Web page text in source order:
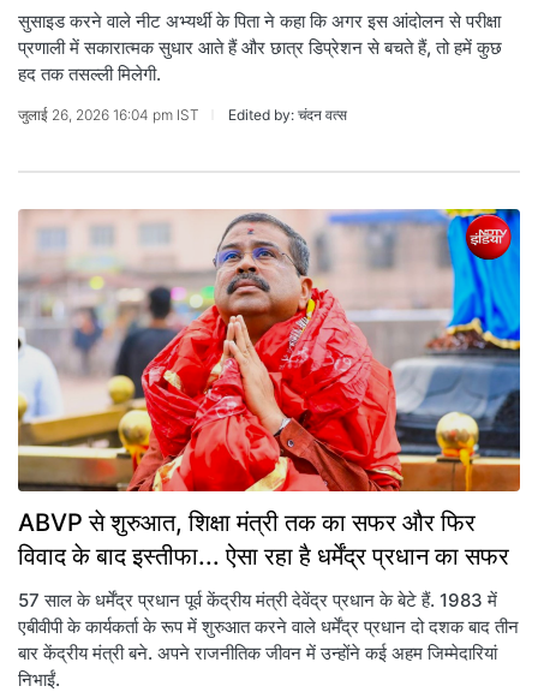
सुसाइड करने वाले नीट अभ्यर्थी के पिता ने कहा कि अगर इस आंदोलन से परीक्षा
प्रणाली में सकारात्मक सुधार आते हैं और छात्र डिप्रेशन से बचते हैं, तो हमें कुछ
हद तक तसल्ली मिलेगी.
जुलाई 26, 2026 16:04 pm IST Edited by: चंदन वत्स
ABVP से शुरुआत, शिक्षा मंत्री तक का सफर और फिर
विवाद के बाद इस्तीफा... ऐसा रहा है धर्मेंद्र प्रधान का सफर
57 साल के धर्मेंद्र प्रधान पूर्व केंद्रीय मंत्री देवेंद्र प्रधान के बेटे हैं. 1983 में
एबीवीपी के कार्यकर्ता के रूप में शुरुआत करने वाले धर्मेंद्र प्रधान दो दशक बाद तीन
बार केंद्रीय मंत्री बने. अपने राजनीतिक जीवन में उन्होंने कई अहम जिम्मेदारियां
निभाईं.